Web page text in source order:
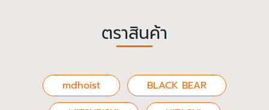
ตราสินค้า
mdhoist
BLACK BEAR